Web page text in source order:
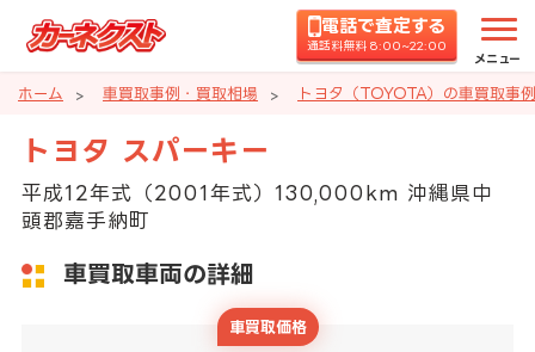
電話で査定する
通話料無料 8:00~22:00
メニュー
ホーム 車買取事例・買取相場 トヨタ（TOYOTA）の車買取事
トヨタ スパーキー
平成12年式（2001年式）130,000km 沖縄県中
頭郡嘉手納町
車買取車両の詳細
車買取価格